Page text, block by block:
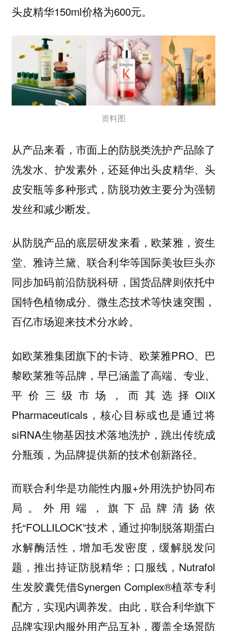
头皮精华150ml价格为600元。
资料图
从产品来看，市面上的防脱类洗护产品除了
洗发水、护发素外，还延伸出头皮精华、头
皮安瓶等多种形式，防脱功效主要分为强韧
发丝和减少断发。
从防脱产品的底层研发来看，欧莱雅，资生
堂、雅诗兰黛、联合利华等国际美妆巨头亦
同步加码前沿防脱科研，国货品牌则依托中
国特色植物成分、微生态技术等快速突围，
百亿市场迎来技术分水岭。
如欧莱雅集团旗下的卡诗、欧莱雅PRO、巴
黎欧莱雅等品牌，早已涵盖了高端、专业、
平价三级市场，而其选择OliX
Pharmaceuticals，核心目标或也是通过将
siRNA生物基因技术落地洗护，跳出传统成
分瓶颈，为品牌提供新的技术创新路径。
而联合利华是功能性内服+外用洗护协同布
局。外用端，旗下品牌清扬依
托“FOLLILOCK”技术，通过抑制脱落期蛋白
水解酶活性，增加毛发密度，缓解脱发问
题，推出持证防脱精华；口服线，Nutrafol
生发胶囊凭借Synergen Complex®植萃专利
配方，实现内调养发。由此，联合利华旗下
品牌实现内服外用产品互补，覆盖全场景防